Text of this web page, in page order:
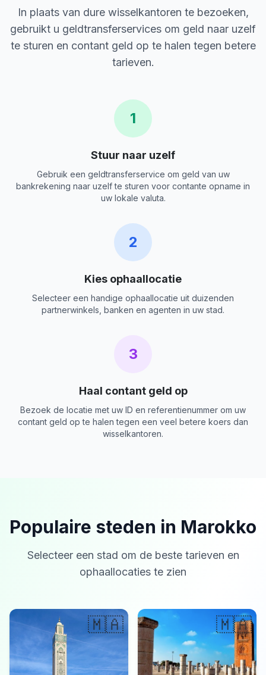
In plaats van dure wisselkantoren te bezoeken,
gebruikt u geldtransferservices om geld naar uzelf
te sturen en contant geld op te halen tegen betere
tarieven.
1
Stuur naar uzelf
Gebruik een geldtransferservice om geld van uw
bankrekening naar uzelf te sturen voor contante opname in
uw lokale valuta.
2
Kies ophaallocatie
Selecteer een handige ophaallocatie uit duizenden
partnerwinkels, banken en agenten in uw stad.
3
Haal contant geld op
Bezoek de locatie met uw ID en referentienummer om uw
contant geld op te halen tegen een veel betere koers dan
wisselkantoren.
Populaire steden in Marokko
Selecteer een stad om de beste tarieven en
ophaallocaties te zien
🇲🇦 🇲🇦